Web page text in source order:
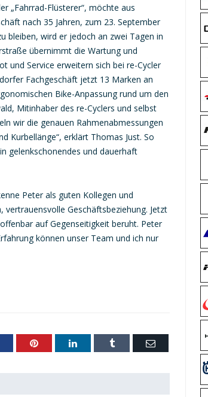
„Fahrrad-Flüsterer“, möchte aus
nach 35 Jahren, zum 23. September
bleiben, wird er jedoch an zwei Tagen in
übernimmt die Wartung und
und Service erweitern sich bei re-Cycler
Fachgeschäft jetzt 13 Marken an
Bike-Anpassung rund um den
Mitinhaber des re-Cyclers und selbst
wir die genauen Rahmenabmessungen
Kurbellänge“, erklärt Thomas Just. So
gelenkschonendes und dauerhaft
Peter als guten Kollegen und
Geschäftsbeziehung. Jetzt
auf Gegenseitigkeit beruht. Peter
können unser Team und ich nur
Pinterest LinkedIn Tumblr Email